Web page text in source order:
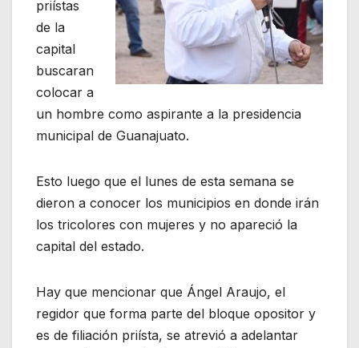
priístas
de la
capital
buscaran
colocar a
un hombre como aspirante a la presidencia
municipal de Guanajuato.
Esto luego que el lunes de esta semana se
dieron a conocer los municipios en donde irán
los tricolores con mujeres y no apareció la
capital del estado.
Hay que mencionar que Ángel Araujo, el
regidor que forma parte del bloque opositor y
es de filiación priísta, se atrevió a adelantar